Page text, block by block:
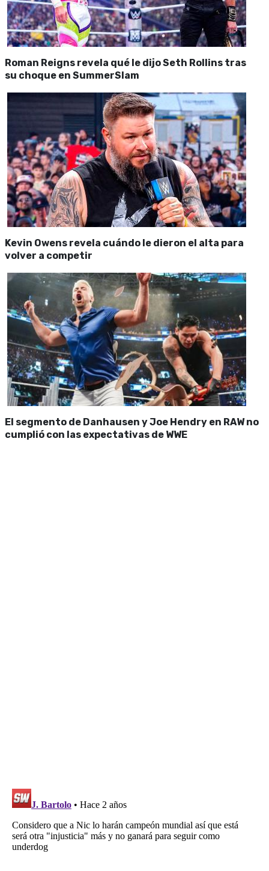
Roman Reigns revela qué le dijo Seth Rollins tras
su choque en SummerSlam
Kevin Owens revela cuándo le dieron el alta para
volver a competir
El segmento de Danhausen y Joe Hendry en RAW no
cumplió con las expectativas de WWE